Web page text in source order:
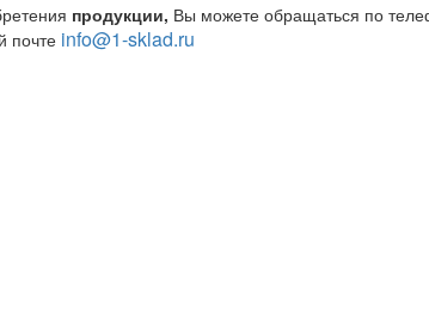
продукции, Вы можете обращаться по
почте info@1-sklad.ru